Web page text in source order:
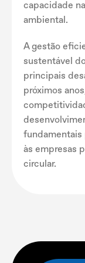
capacidade
ambiental.
A gestão
sustentável
principais
próximos
fundamentais
às empresas
circular.